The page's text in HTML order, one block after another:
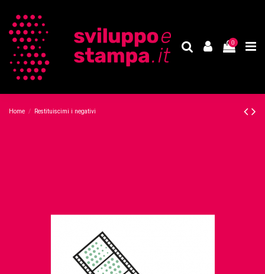
0
Home Restituiscimi i negativi